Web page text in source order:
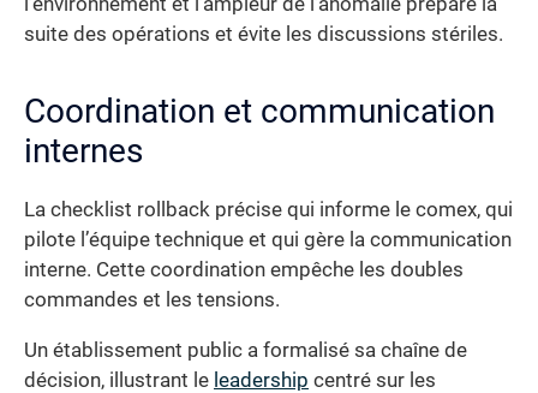
suite des opérations et évite les discussions stériles.
Coordination et communication
internes
La checklist rollback précise qui informe le comex, qui
pilote l’équipe technique et qui gère la communication
interne. Cette coordination empêche les doubles
commandes et les tensions.
Un établissement public a formalisé sa chaîne de
décision, illustrant le leadership centré sur les